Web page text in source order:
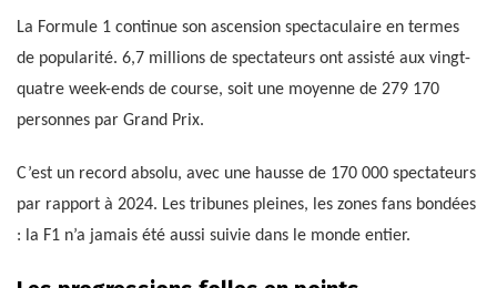
La Formule 1 continue son ascension spectaculaire en termes
de popularité. 6,7 millions de spectateurs ont assisté aux vingt-
quatre week-ends de course, soit une moyenne de 279 170
personnes par Grand Prix.
C’est un record absolu, avec une hausse de 170 000 spectateurs
par rapport à 2024. Les tribunes pleines, les zones fans bondées
: la F1 n’a jamais été aussi suivie dans le monde entier.